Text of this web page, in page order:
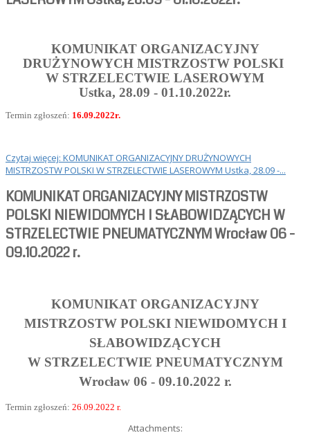
KOMUNIKAT ORGANIZACYJNY
DRUŻYNOWYCH MISTRZOSTW POLSKI
W STRZELECTWIE LASEROWYM
Ustka, 28.09 - 01.10.2022r.
Termin zgłoszeń: 16.09.2022r.
Czytaj więcej: KOMUNIKAT ORGANIZACYJNY DRUŻYNOWYCH
MISTRZOSTW POLSKI W STRZELECTWIE LASEROWYM Ustka, 28.09 -...
KOMUNIKAT ORGANIZACYJNY MISTRZOSTW
POLSKI NIEWIDOMYCH I SŁABOWIDZĄCYCH W
STRZELECTWIE PNEUMATYCZNYM Wrocław 06 -
09.10.2022 r.
KOMUNIKAT ORGANIZACYJNY
MISTRZOSTW POLSKI NIEWIDOMYCH I
SŁABOWIDZĄCYCH
W STRZELECTWIE PNEUMATYCZNYM
Wrocław 06 - 09.10.2022 r.
Termin zgłoszeń: 26.09.2022 r.
Attachments: